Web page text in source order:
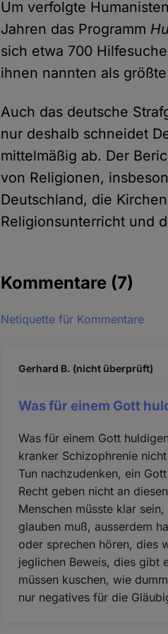
Um verfolgte
Jahren das Programm
sich etwa 700
ihnen nannten als
Auch das deutsche
nur deshalb schneidet
mittelmäßig ab. Der
von Religionen,
Deutschland, die
Religionsunterricht und
Kommentare (7)
Netiquette für Kommentare
Gerhard B. (nicht überprüft)
Was für einem Gott
Was für einem Gott
kranker Schizophrenie
Tun nachzudenken, ein
Recht geben nicht an
Menschen müsste klar
glauben muß, ausserdem
oder sprechen hören, dies
jeglichen Beweis, dies gibt
müssen kuschen, wie
nur negatives für die